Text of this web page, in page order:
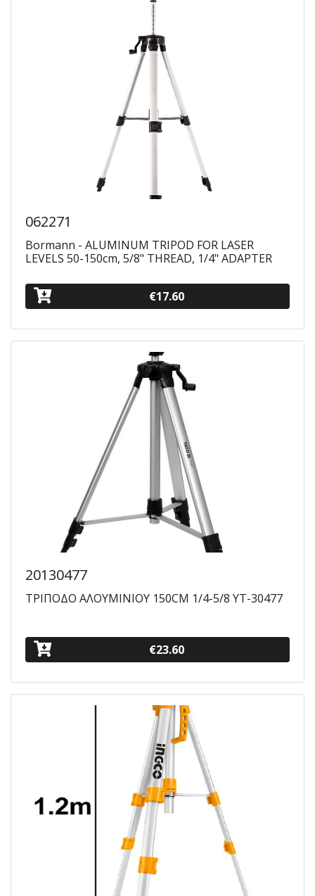
062271
Bormann - ALUMINUM TRIPOD FOR LASER
LEVELS 50-150cm, 5/8" THREAD, 1/4" ADAPTER
€17.60
20130477
ΤΡΙΠΟΔΟ ΑΛΟΥΜΙΝΙΟΥ 150CM 1/4-5/8 YT-30477
€23.60